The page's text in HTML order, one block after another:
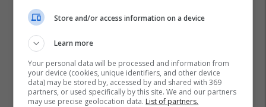
Store and/or access information on a device
Learn more
Your personal data will be processed and information from
your device (cookies, unique identifiers, and other device
data) may be stored by, accessed by and shared with 369
partners, or used specifically by this site. We and our partners
may use precise geolocation data. List of partners.